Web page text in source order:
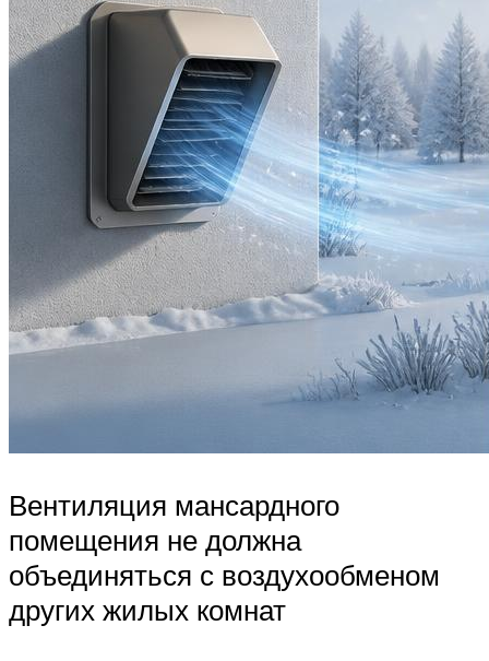
Вентиляция мансардного
помещения не должна
объединяться с воздухообменом
других жилых комнат